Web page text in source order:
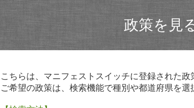
政策を見
こちらは、マニフェストスイッチに登録された政
ご希望の政策は、検索機能で種別や都道府県を選